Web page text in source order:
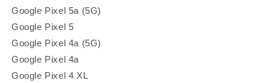
Google Pixel 5a (5G)
Google Pixel 5
Google Pixel 4a (5G)
Google Pixel 4a
Google Pixel 4 XL